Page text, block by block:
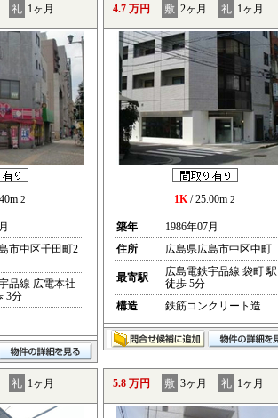
礼 1ヶ月
2
市中区千田町2
品線 広電本社
3分
4.7 万円 敷 2ヶ月 礼 1ヶ月
1K/ 25.00m 2
築年
1986年07月
住所
広島県広島市中区中町
最寄駅
広島電鉄宇品線 袋町 駅
徒歩 5分
構造
鉄筋コンクリート造
礼 1ヶ月 5.8 万円 敷 3ヶ月 礼 1ヶ月